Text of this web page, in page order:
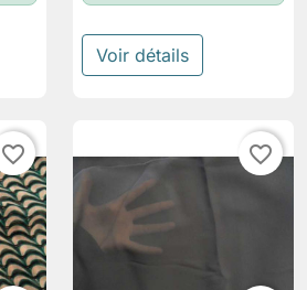
Voir détails
favorite_border favorite_border